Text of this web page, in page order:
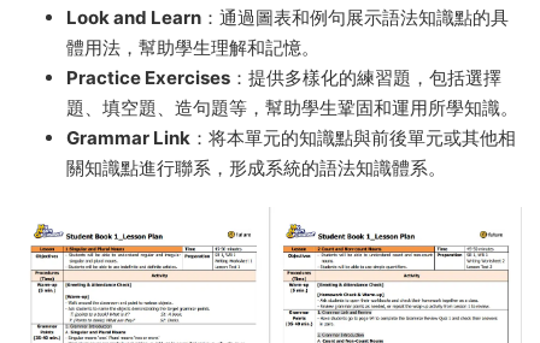
Look and Learn ：通過圖表和例句展示語法知識點的具
體用法，幫助學生理解和記憶。
Practice Exercises ：提供多樣化的練習題，包括選擇
題、填空題、造句題等，幫助學生鞏固和運用所學知識。
Grammar Link ：将本單元的知識點與前後單元或其他相
關知識點進行聯系，形成系統的語法知識體系。